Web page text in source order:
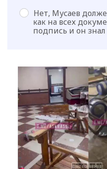
Нет, Мусаев
как на всех
подпись и он